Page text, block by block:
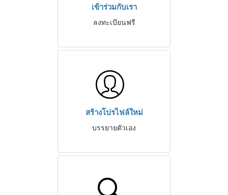
เข้าร่วมกับเรา
ลงทะเบียนฟรี
สร้างโปรไฟล์ใหม่
บรรยายตัวเอง